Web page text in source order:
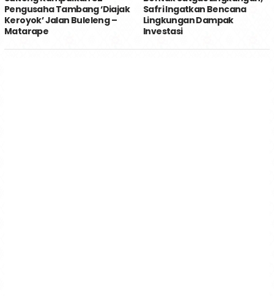
Pengusaha Tambang ‘Diajak
Keroyok’ Jalan Buleleng –
Matarape
Safri Ingatkan Bencana
Lingkungan Dampak
Investasi